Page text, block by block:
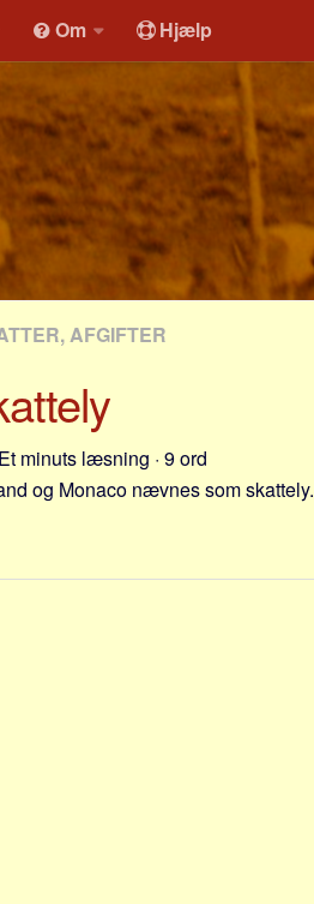
Om Hjælp
AFGIFTER
minuts læsning · 9 ord
og Monaco nævnes som skattely.